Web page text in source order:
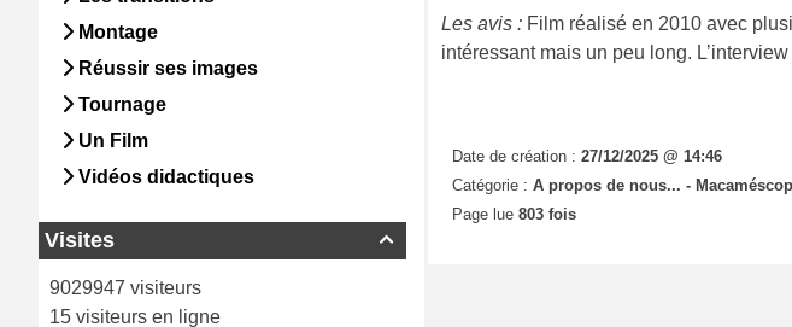
Montage
Réussir ses images
Tournage
Un Film
Vidéos didactiques

Visites
9029947 visiteurs
15 visiteurs en ligne
Les avis : Film réalisé en 2010 avec
intéressant mais un peu long.
Date de création : 27/12/2025 @ 14:46
Catégorie : A propos de nous... -
Page lue 803 fois